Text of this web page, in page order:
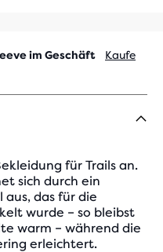
im Geschäft
Kaufe
für Trails an.
sich durch ein
das für die
wurde – so bleibst
warm – während die
erleichtert.